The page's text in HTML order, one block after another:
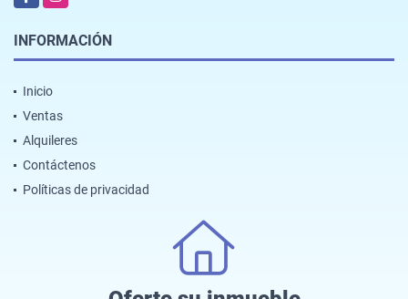
INFORMACIÓN
Inicio
Ventas
Alquileres
Contáctenos
Políticas de privacidad